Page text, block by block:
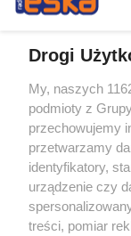
Żaden utwór
rozpowszechniany
tym także
eksploatacji w
Internecie bez
wykorzystanie
tzn. bez właściwej
ścigane prawnie.
Drogi
My, naszych
podmioty z
przechowujemy
przetwarzamy
identyfikatory,
urządzenie czy
treści, pomiar